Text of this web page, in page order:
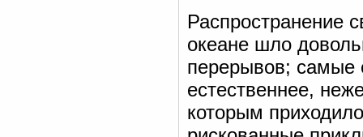
Распространение
океане шло
перерывов; самые
естественнее,
которым